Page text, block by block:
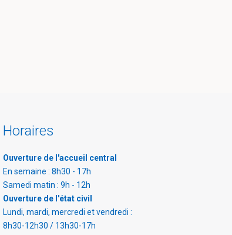
Horaires
Ouverture de l'accueil central
En semaine : 8h30 - 17h
Samedi matin : 9h - 12h
Ouverture de l'état civil
Lundi, mardi, mercredi et vendredi :
8h30-12h30 / 13h30-17h